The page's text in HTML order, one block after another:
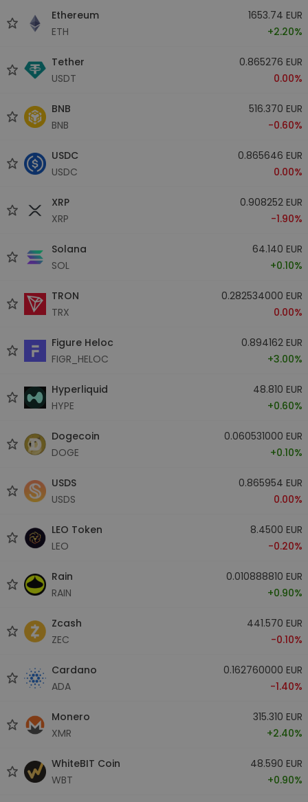
Ethereum
ETH
1653.74 EUR
+2.20%
Tether
USDT
0.865276 EUR
0.00%
BNB
BNB
516.370 EUR
-0.60%
USDC
USDC
0.865646 EUR
0.00%
XRP
XRP
0.908252 EUR
-1.90%
Solana
SOL
64.140 EUR
+0.10%
TRON
TRX
0.282534000 EUR
0.00%
Figure Heloc
FIGR_HELOC
0.894162 EUR
+3.00%
Hyperliquid
HYPE
48.810 EUR
+0.60%
Dogecoin
DOGE
0.060531000 EUR
+0.10%
USDS
USDS
0.865954 EUR
0.00%
LEO Token
LEO
8.4500 EUR
-0.20%
Rain
RAIN
0.010888810 EUR
+0.90%
Zcash
ZEC
441.570 EUR
-0.10%
Cardano
ADA
0.162760000 EUR
-1.40%
Monero
XMR
315.310 EUR
+2.40%
WhiteBIT Coin
WBT
48.590 EUR
+0.90%